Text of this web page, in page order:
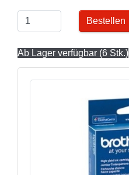
Bestellen
Ab Lager verfügbar (6 Stk.)